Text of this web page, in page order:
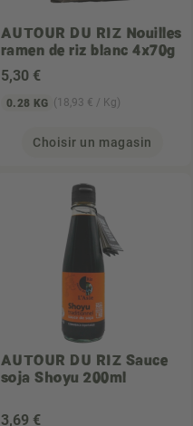
AUTOUR DU RIZ Nouilles
ramen de riz blanc 4x70g
5,30 €
0.28 KG (18,93 € / Kg)
Choisir un magasin
AUTOUR DU RIZ Sauce
soja Shoyu 200ml
3,69 €